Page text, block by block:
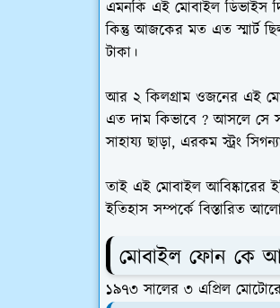
এমনকি এই মোবাইল ডিভাইস
কিন্তু আজকের মত এত স্মার্ট
টাকা।
আর ২ কিলগ্রাম ওজনের এই
এত দাম কিভাবে ? আসলে সে
সাহায্য ছাড়া, এরকম স্ট্রং
তাই এই মোবাইল আবিষ্কারের
ইতিহাস সম্পর্কে বিস্তারিত
মোবাইল ফোন কে
১৯৭৩ সালের ৩ এপ্রিল